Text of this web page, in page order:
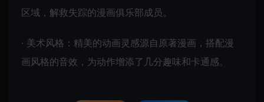
区域，解救失踪的漫画俱乐部成员。
· 美术风格：精美的动画灵感源自原著漫画，搭配漫
画风格的音效，为动作增添了几分趣味和卡通感。